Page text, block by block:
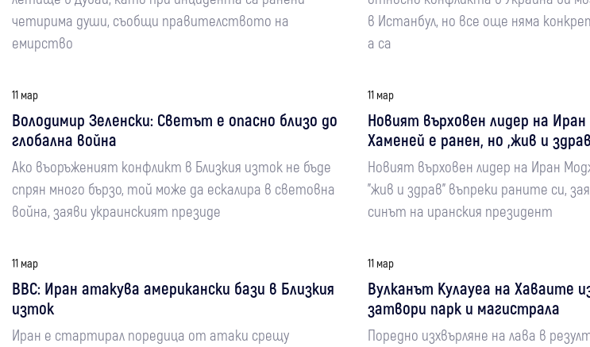
четирима души, съобщи правителството на
емирство
в Истанбул, но все още няма
а са
11 мар
Володимир Зеленски: Светът е опасно близо до
глобална война
Ако въоръженият конфликт в Близкия изток не бъде
спрян много бързо, той може да ескалира в световна
война, заяви украинският президе
11 мар
Новият върховен лидер на
Хаменей е ранен, но „жив и
Новият върховен лидер на Иран
"жив и здрав" въпреки раните си,
синът на иранския президент
11 мар
BBC: Иран атакува американски бази в Близкия
изток
Иран е стартирал поредица от атаки срещу
11 мар
Вулканът Кулауеа на Хаваите
затвори парк и магистрала
Поредно изхвърляне на лава в